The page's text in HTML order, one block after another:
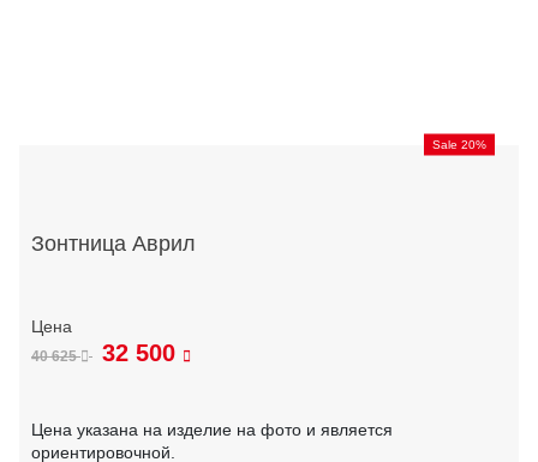
Sale 20%
Зонтница Аврил
40 625 32 500
Цена указана на изделие на фото и является
ориентировочной.